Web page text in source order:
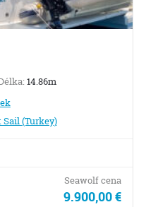
14.86m
Sail (Turkey)
Seawolf cena
9.900,00 €